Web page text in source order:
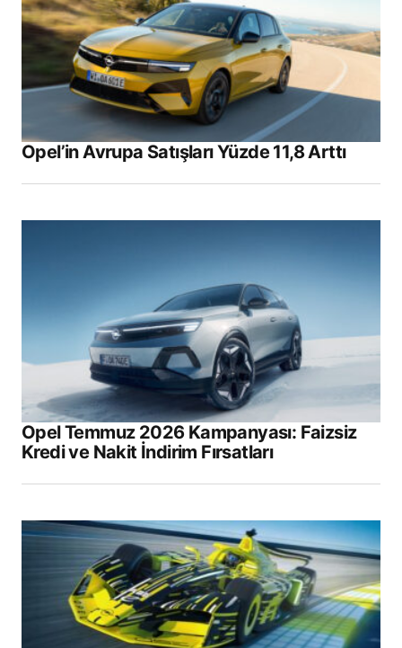
Opel’in Avrupa Satışları Yüzde 11,8 Arttı
Opel Temmuz 2026 Kampanyası: Faizsiz
Kredi ve Nakit İndirim Fırsatları